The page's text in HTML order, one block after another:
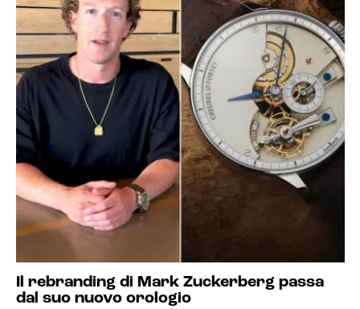
Il rebranding di Mark Zuckerberg passa
dal suo nuovo orologio